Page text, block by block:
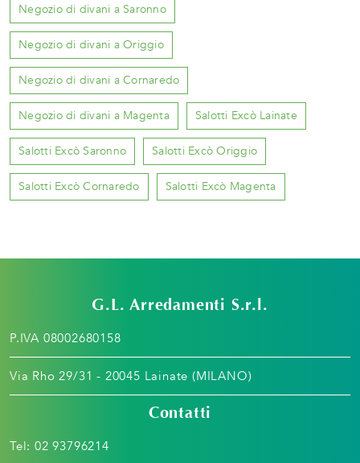
Negozio di divani a Saronno
Negozio di divani a Origgio
Negozio di divani a Cornaredo
Negozio di divani a Magenta Salotti Excò Lainate
Salotti Excò Saronno Salotti Excò Origgio
Salotti Excò Cornaredo Salotti Excò Magenta
G.L. Arredamenti S.r.l.
P.IVA 08002680158
Via Rho 29/31 - 20045 Lainate (MILANO)
Contatti
Tel: 02 93796214